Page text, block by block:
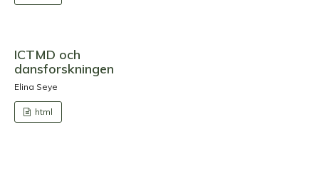
ICTMD och
dansforskningen
Elina Seye
html